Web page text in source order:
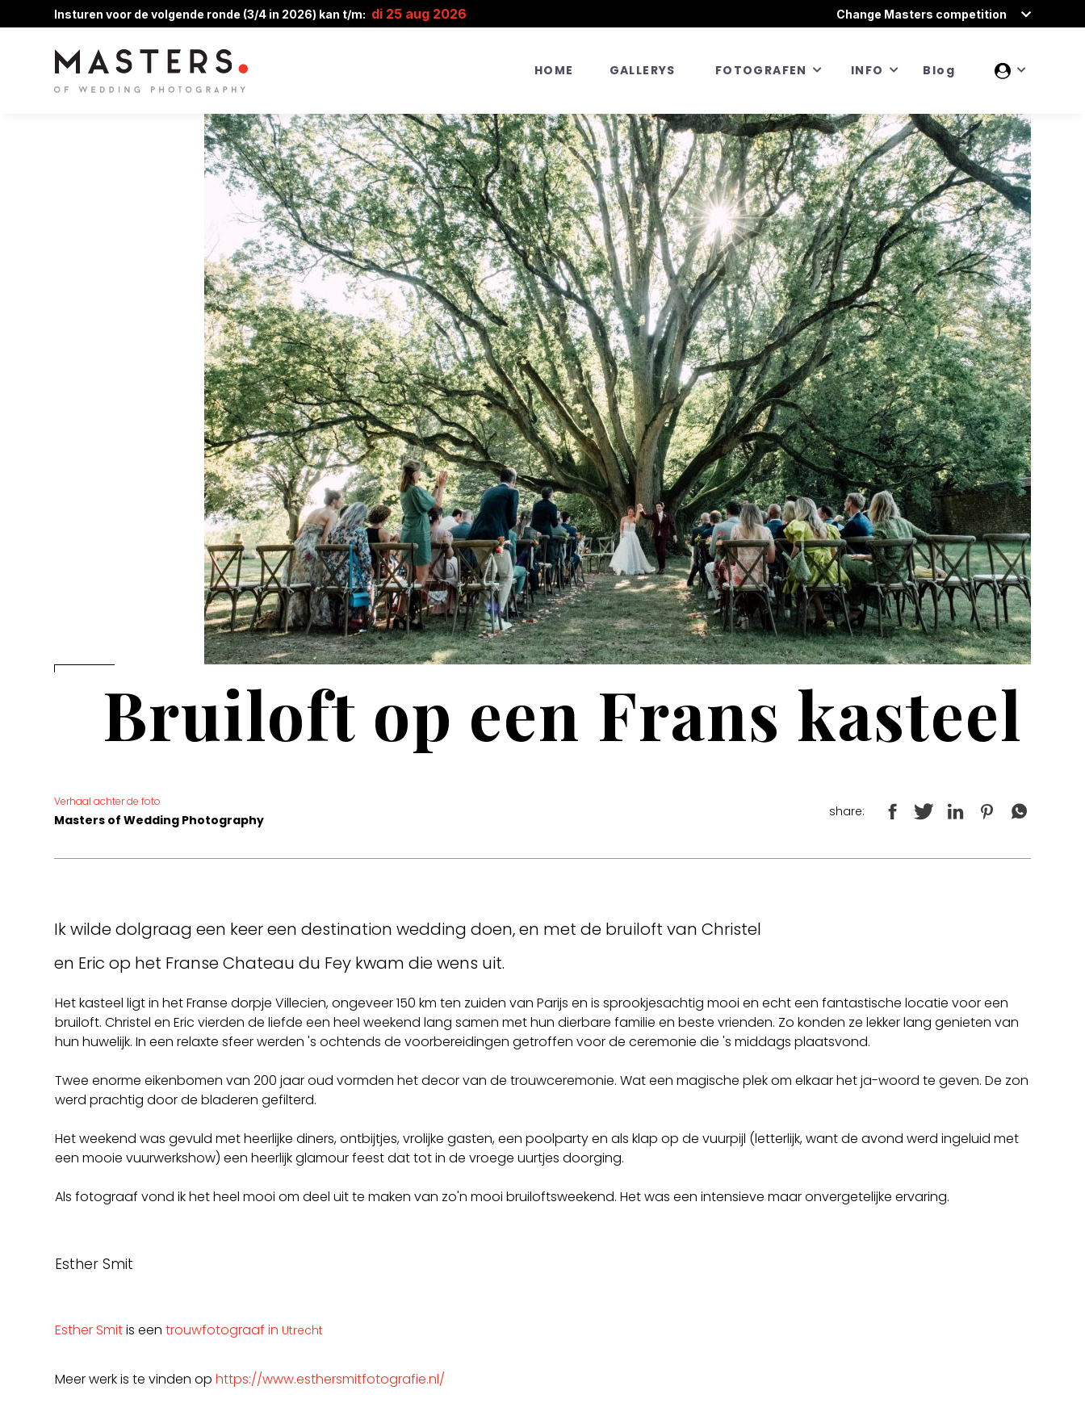
Insturen voor de volgende ronde (3/4 in 2026) kan t/m: di 25 aug 2026 Change Masters competition
HOME GALLERYS FOTOGRAFEN INFO Blog
Bruiloft op een Frans kasteel
Verhaal achter de foto
Masters of Wedding Photography
share:
Ik wilde dolgraag een keer een destination wedding doen, en met de bruiloft van Christel
en Eric op het Franse Chateau du Fey kwam die wens uit.
Het kasteel ligt in het Franse dorpje Villecien, ongeveer 150 km ten zuiden van Parijs en is sprookjesachtig mooi en echt een fantastische locatie voor een
bruiloft. Christel en Eric vierden de liefde een heel weekend lang samen met hun dierbare familie en beste vrienden. Zo konden ze lekker lang genieten van
hun huwelijk. In een relaxte sfeer werden 's ochtends de voorbereidingen getroffen voor de ceremonie die 's middags plaatsvond.
Twee enorme eikenbomen van 200 jaar oud vormden het decor van de trouwceremonie. Wat een magische plek om elkaar het ja-woord te geven. De zon
werd prachtig door de bladeren gefilterd.
Het weekend was gevuld met heerlijke diners, ontbijtjes, vrolijke gasten, een poolparty en als klap op de vuurpijl (letterlijk, want de avond werd ingeluid met
een mooie vuurwerkshow) een heerlijk glamour feest dat tot in de vroege uurtjes doorging.
Als fotograaf vond ik het heel mooi om deel uit te maken van zo'n mooi bruiloftsweekend. Het was een intensieve maar onvergetelijke ervaring.
Esther Smit
Esther Smitis een trouwfotograaf in Utrecht
Meer werk is te vinden op https://www.esthersmitfotografie.nl/